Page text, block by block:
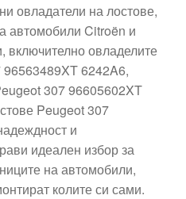
овладатели на лостове,
автомобили Citroën и
включително овладелите
96563489XT 6242A6,
307 96605602XT
Peugeot 307
и
идеален избор за
на автомобили,
колите си сами.